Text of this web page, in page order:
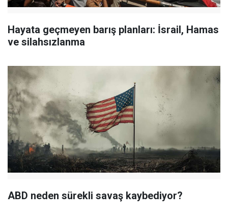
Hayata geçmeyen barış planları: İsrail, Hamas
ve silahsızlanma
ABD neden sürekli savaş kaybediyor?